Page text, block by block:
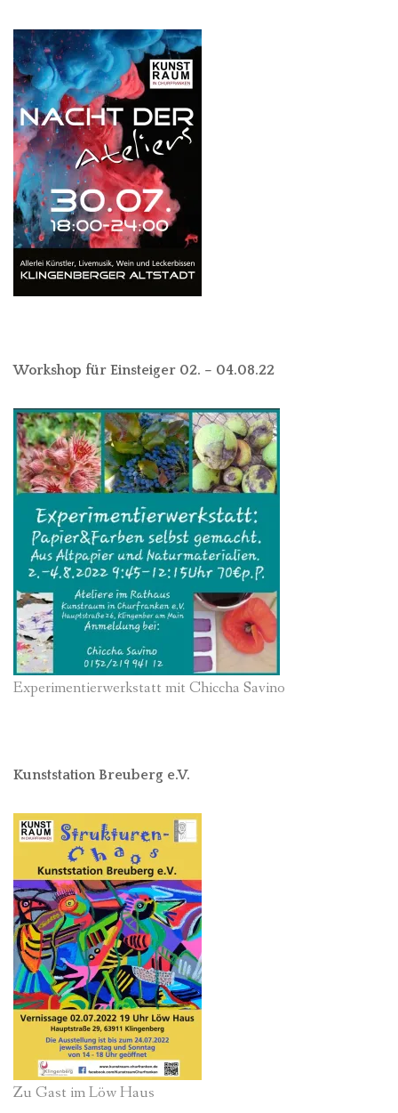
Workshop für Einsteiger 02. – 04.08.22
Experimentierwerkstatt mit Chiccha Savino
Kunststation Breuberg e.V.
Zu Gast im Löw Haus